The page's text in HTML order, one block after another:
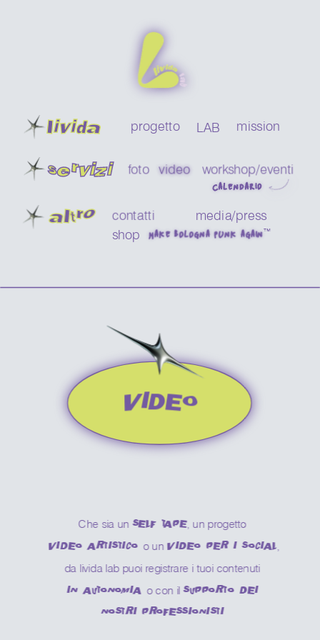
livida
servizi
altro
VIDEO
progetto mission
LAB
foto video workshop/eventi
CALENDARIO
contatti media/press
MAKE BOLOGNA PUNK AGAIN™
shop
Che sia un SELF TAPE, un progetto
VIDEO ARTISTICO o un VIDEO PER I SOCIAL,
da livida lab puoi registrare i tuoi contenuti
IN AUTONOMIA o con il SUPPORTO DEI
NOSTRI PROFESSIONISTI